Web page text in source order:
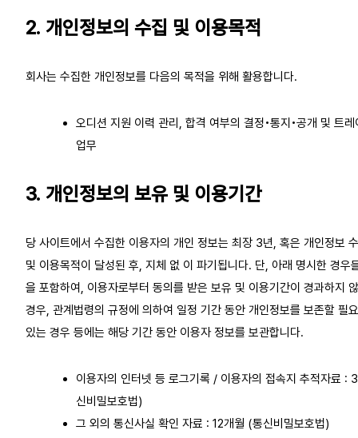
2. 개인정보의 수집 및 이용목적
회사는 수집한 개인정보를 다음의 목적을 위해 활용합니다.
오디션 지원 이력 관리, 합격 여부의 결정•통지•공개 및 트레
업무
3. 개인정보의 보유 및 이용기간
당 사이트에서 수집한 이용자의 개인 정보는 최장 3년, 혹은 개인정보
및 이용목적이 달성된 후, 지체 없 이 파기됩니다. 단, 아래 명시한 경우
을 포함하여, 이용자로부터 동의를 받은 보유 및 이용기간이 경과하지
경우, 관계법령의 규정에 의하여 일정 기간 동안 개인정보를 보존할 필
있는 경우 등에는 해당 기간 동안 이용자 정보를 보관합니다.
이용자의 인터넷 등 로그기록 / 이용자의 접속지 추적자료 :
신비밀보호법)
그 외의 통신사실 확인 자료 : 12개월 (통신비밀보호법)